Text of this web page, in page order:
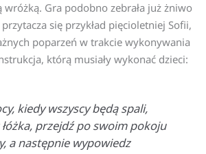
Gra podobno zebrała już żniwo
się przykład pięcioletniej Sofii,
poparzeń w trakcie wykonywania
którą musiały wykonać dzieci:
kiedy wszyscy będą spali,
przejdź po swoim pokoju
a następnie wypowiedz